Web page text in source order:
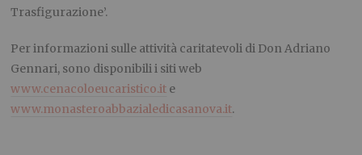
Trasfigurazione’.
Per informazioni sulle attività caritatevoli di Don Adriano
Gennari, sono disponibili i siti web
www.cenacoloeucaristico.it e
www.monasteroabbazialedicasanova.it.